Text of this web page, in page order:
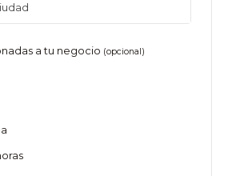
a tu negocio (opcional)